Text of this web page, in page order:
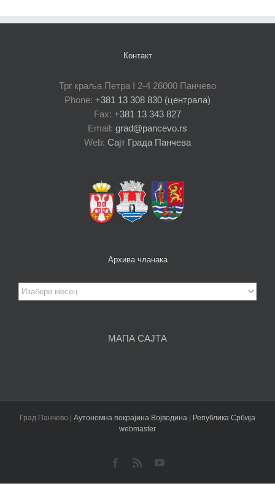
Контакт
Трг краља Петра I 2-4 26000 Панчево
Phone: +381 13 308 830 (централа)
Fax: +381 13 343 827
Email: grad@pancevo.rs
Web: Сајт Града Панчева
Архива чланака
Архива
чланака
МАПА САЈТА
Град Панчево | Аутономна покрајина Војводина | Република Србија
webmaster
Facebook
Rss YouTube